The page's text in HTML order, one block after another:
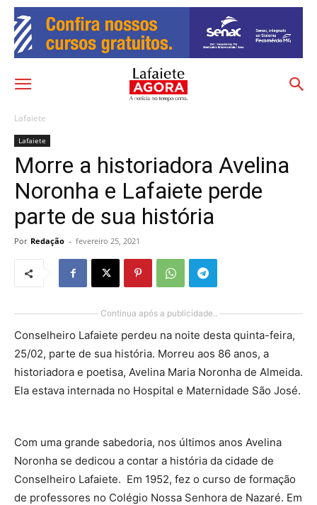
Lafaiete
Lafaiete
Morre a historiadora Avelina
Noronha e Lafaiete perde
parte de sua história
Por Redação - fevereiro 25, 2021
Continua após a publicidade..
Conselheiro Lafaiete perdeu na noite desta quinta-feira,
25/02, parte de sua história. Morreu aos 86 anos, a
historiadora e poetisa, Avelina Maria Noronha de Almeida.
Ela estava internada no Hospital e Maternidade São José.
Com uma grande sabedoria, nos últimos anos Avelina
Noronha se dedicou a contar a história da cidade de
Conselheiro Lafaiete. Em 1952, fez o curso de formação
de professores no Colégio Nossa Senhora de Nazaré. Em